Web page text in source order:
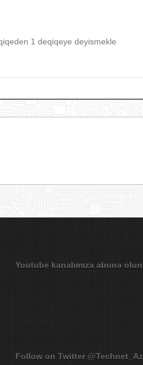
1 deqiqeye deyismekle
Youtube kanalımıza abunə olun
Follow on Twitter @Technet_Az